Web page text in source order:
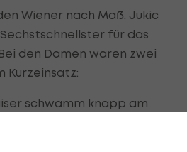
Wiener nach Maß. Jukic
für das
den Damen waren zwei
Kurzeinsatz:
schwamm knapp am
nach den 400 m Lagen